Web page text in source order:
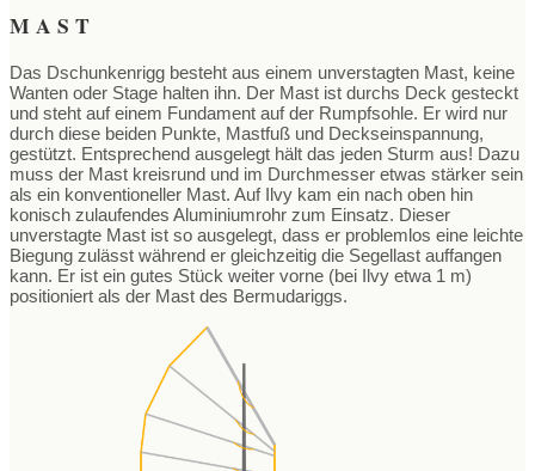
MAST
Das Dschunkenrigg besteht aus einem unverstagten Mast, keine
Wanten oder Stage halten ihn. Der Mast ist durchs Deck gesteckt
und steht auf einem Fundament auf der Rumpfsohle. Er wird nur
durch diese beiden Punkte, Mastfuß und Deckseinspannung,
gestützt. Entsprechend ausgelegt hält das jeden Sturm aus! Dazu
muss der Mast kreisrund und im Durchmesser etwas stärker sein
als ein konventioneller Mast. Auf Ilvy kam ein nach oben hin
konisch zulaufendes Aluminiumrohr zum Einsatz. Dieser
unverstagte Mast ist so ausgelegt, dass er problemlos eine leichte
Biegung zulässt während er gleichzeitig die Segellast auffangen
kann. Er ist ein gutes Stück weiter vorne (bei Ilvy etwa 1 m)
positioniert als der Mast des Bermudariggs.